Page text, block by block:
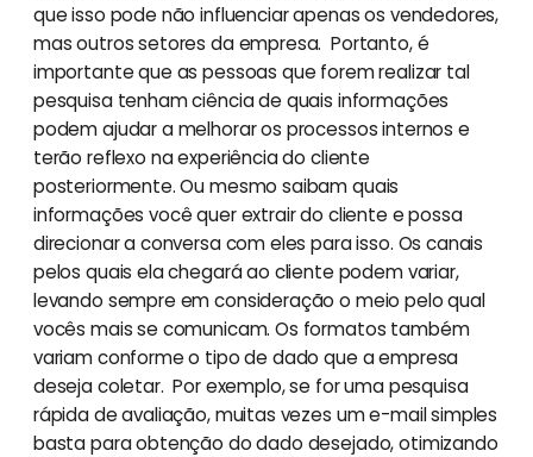
que isso pode não influenciar apenas os vendedores,
mas outros setores da empresa. Portanto, é
importante que as pessoas que forem realizar tal
pesquisa tenham ciência de quais informações
podem ajudar a melhorar os processos internos e
terão reflexo na experiência do cliente
posteriormente. Ou mesmo saibam quais
informações você quer extrair do cliente e possa
direcionar a conversa com eles para isso. Os canais
pelos quais ela chegará ao cliente podem variar,
levando sempre em consideração o meio pelo qual
vocês mais se comunicam. Os formatos também
variam conforme o tipo de dado que a empresa
deseja coletar. Por exemplo, se for uma pesquisa
rápida de avaliação, muitas vezes um e-mail simples
basta para obtenção do dado desejado, otimizando